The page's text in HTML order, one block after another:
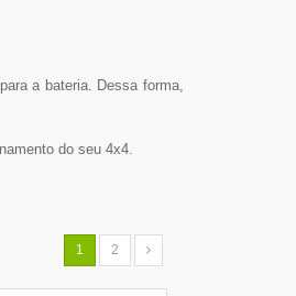
a bateria. Dessa forma,
do seu 4x4.
1 2